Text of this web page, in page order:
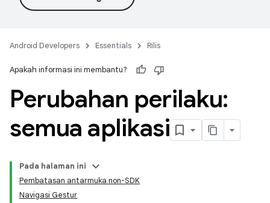
Android Developers Essentials Rilis
Apakah informasi ini membantu?
Perubahan perilaku:
semua aplikasi
Pada halaman ini
Pembatasan antarmuka non-SDK
Navigasi Gestur